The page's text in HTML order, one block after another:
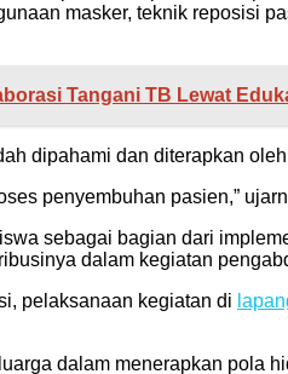
masker, teknik reposisi
Tangani TB Lewat
dipahami dan diterapkan oleh
penyembuhan pasien,”
sebagai bagian dari
dalam kegiatan
pelaksanaan kegiatan di
dalam menerapkan pola